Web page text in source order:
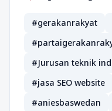
#gerakanrakyat
#Jurusan teknik
#jasa SEO website
#aniesbaswedan